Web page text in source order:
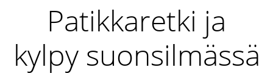
Patikkaretki ja
kylpy suonsilmässä